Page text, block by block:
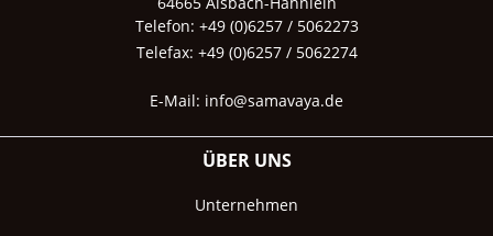
Telefon: +49 (0)6257 / 5062273
Telefax: +49 (0)6257 / 5062274
E-Mail: info@samavaya.de
ÜBER UNS
Unternehmen